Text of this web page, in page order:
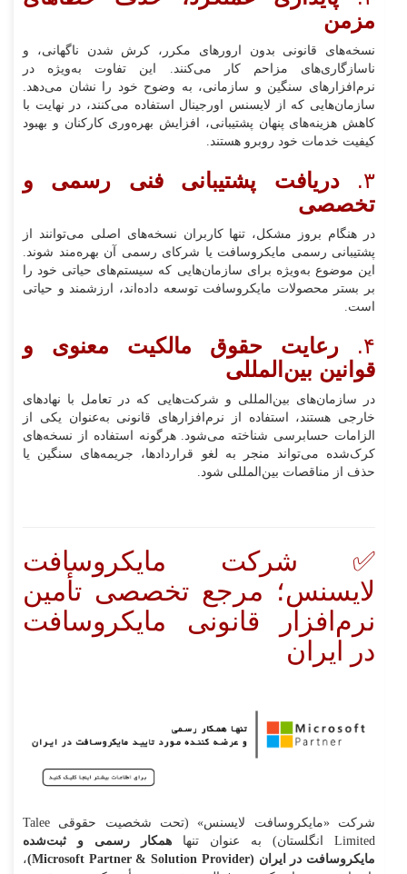
مزمن
نسخه‌های قانونی بدون ارورهای مکرر، کرش شدن ناگهانی، و
ناسازگاری‌های مزاحم کار می‌کنند. این تفاوت به‌ویژه در
نرم‌افزارهای سنگین و سازمانی، به وضوح خود را نشان می‌دهد.
سازمان‌هایی که از لایسنس اورجینال استفاده می‌کنند، در نهایت با
کاهش هزینه‌های پنهان پشتیبانی، افزایش بهره‌وری کارکنان و بهبود
کیفیت خدمات خود روبرو هستند.
۳.
دریافت پشتیبانی فنی رسمی و
تخصصی
در هنگام بروز مشکل، تنها کاربران نسخه‌های اصلی می‌توانند از
پشتیبانی رسمی مایکروسافت یا شرکای رسمی آن بهره‌مند شوند.
این موضوع به‌ویژه برای سازمان‌هایی که سیستم‌های حیاتی خود را
بر بستر محصولات مایکروسافت توسعه داده‌اند، ارزشمند و حیاتی
است.
۴.
رعایت حقوق مالکیت معنوی و
قوانین بین‌المللی
در سازمان‌های بین‌المللی و شرکت‌هایی که در تعامل با نهادهای
خارجی هستند، استفاده از نرم‌افزارهای قانونی به‌عنوان یکی از
الزامات حسابرسی شناخته می‌شود. هرگونه استفاده از نسخه‌های
کرک‌شده می‌تواند منجر به لغو قراردادها، جریمه‌های سنگین یا
حذف از مناقصات بین‌المللی شود.
✅ شرکت مایکروسافت
لایسنس؛ مرجع تخصصی تأمین
نرم‌افزار قانونی مایکروسافت
در ایران
شرکت «مایکروسافت لایسنس» (تحت شخصیت حقوقی Talee
Limited انگلستان) به عنوان تنها
همکار رسمی و ثبت‌شده
مایکروسافت در ایران (Microsoft Partner & Solution Provider)
،